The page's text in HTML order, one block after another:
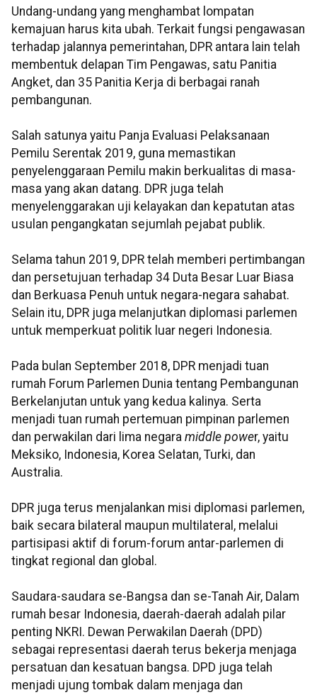
Undang-undang yang menghambat lompatan
kemajuan harus kita ubah. Terkait fungsi pengawasan
terhadap jalannya pemerintahan, DPR antara lain telah
membentuk delapan Tim Pengawas, satu Panitia
Angket, dan 35 Panitia Kerja di berbagai ranah
pembangunan.
Salah satunya yaitu Panja Evaluasi Pelaksanaan
Pemilu Serentak 2019, guna memastikan
penyelenggaraan Pemilu makin berkualitas di masa-
masa yang akan datang. DPR juga telah
menyelenggarakan uji kelayakan dan kepatutan atas
usulan pengangkatan sejumlah pejabat publik.
Selama tahun 2019, DPR telah memberi pertimbangan
dan persetujuan terhadap 34 Duta Besar Luar Biasa
dan Berkuasa Penuh untuk negara-negara sahabat.
Selain itu, DPR juga melanjutkan diplomasi parlemen
untuk memperkuat politik luar negeri Indonesia.
Pada bulan September 2018, DPR menjadi tuan
rumah Forum Parlemen Dunia tentang Pembangunan
Berkelanjutan untuk yang kedua kalinya. Serta
menjadi tuan rumah pertemuan pimpinan parlemen
dan perwakilan dari lima negara middle power, yaitu
Meksiko, Indonesia, Korea Selatan, Turki, dan
Australia.
DPR juga terus menjalankan misi diplomasi parlemen,
baik secara bilateral maupun multilateral, melalui
partisipasi aktif di forum-forum antar-parlemen di
tingkat regional dan global.
Saudara-saudara se-Bangsa dan se-Tanah Air, Dalam
rumah besar Indonesia, daerah-daerah adalah pilar
penting NKRI. Dewan Perwakilan Daerah (DPD)
sebagai representasi daerah terus bekerja menjaga
persatuan dan kesatuan bangsa. DPD juga telah
menjadi ujung tombak dalam menjaga dan